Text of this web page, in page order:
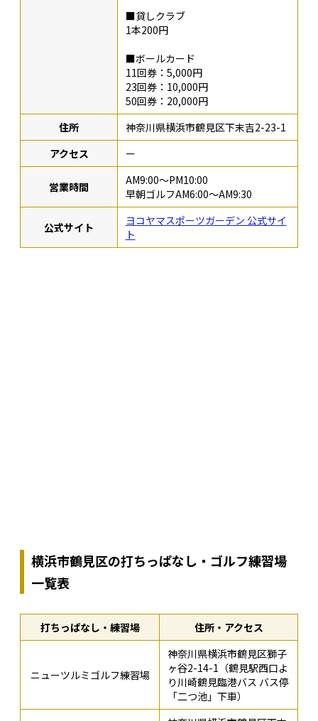
■貸しクラブ
1本200円
■ボールカード
11回券：5,000円
23回券：10,000円
50回券：20,000円
住所
神奈川県横浜市鶴見区下末吉2-23-1
アクセス
ー
営業時間
AM9:00～PM10:00
早朝ゴルフAM6:00～AM9:30
公式サイト
ヨコヤマスポーツガーデン 公式サイ
ト
横浜市鶴見区の打ちっぱなし・ゴルフ練習場
一覧表
打ちっぱなし・練習場 住所・アクセス
ニューツルミゴルフ練習場
神奈川県横浜市鶴見区獅子
ヶ谷2-14-1（鶴見駅西口よ
り川崎鶴見臨港バス バス停
「二つ池」下車）